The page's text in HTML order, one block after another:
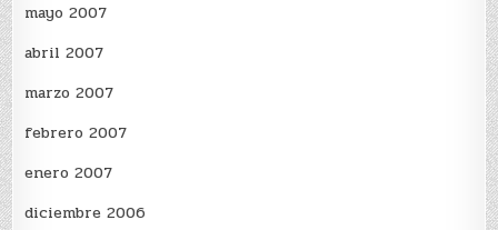
mayo 2007
abril 2007
marzo 2007
febrero 2007
enero 2007
diciembre 2006